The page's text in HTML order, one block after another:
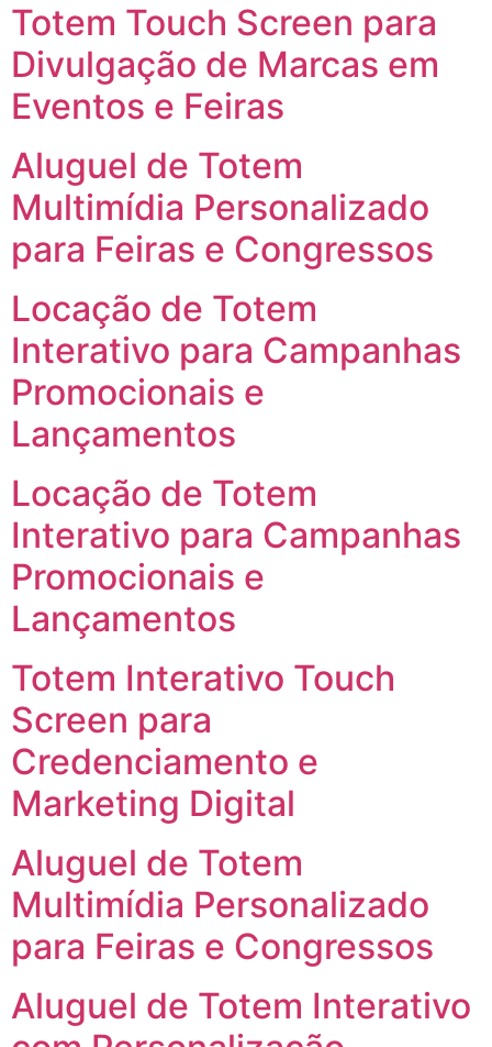
Totem Touch Screen para
Divulgação de Marcas em
Eventos e Feiras
Aluguel de Totem
Multimídia Personalizado
para Feiras e Congressos
Locação de Totem
Interativo para Campanhas
Promocionais e
Lançamentos
Locação de Totem
Interativo para Campanhas
Promocionais e
Lançamentos
Totem Interativo Touch
Screen para
Credenciamento e
Marketing Digital
Aluguel de Totem
Multimídia Personalizado
para Feiras e Congressos
Aluguel de Totem Interativo